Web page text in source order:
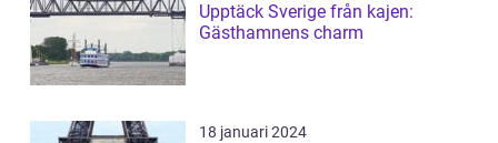
Upptäck Sverige från kajen:
Gästhamnens charm
18 januari 2024